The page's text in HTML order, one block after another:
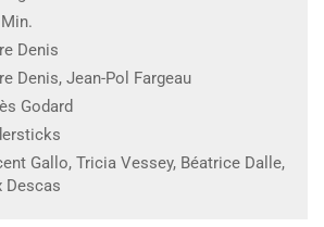
Denis
Denis, Jean-Pol Fargeau
Godard
Gallo, Tricia Vessey, Béatrice Dalle,
Descas